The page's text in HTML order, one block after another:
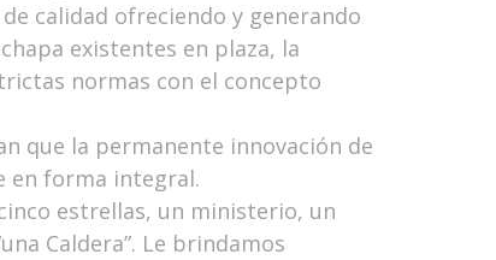
calidad ofreciendo y generando
existentes en plaza, la
normas con el concepto
que la permanente innovación de
en forma integral.
estrellas, un ministerio, un
Caldera”. Le brindamos